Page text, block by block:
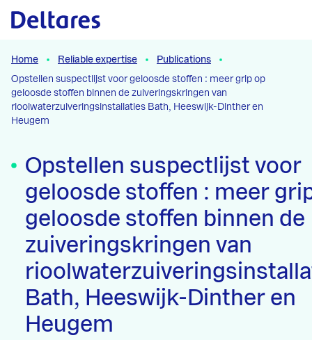
Naar hoofdcontent
Home Reliable expertise
Publications
Opstellen suspectlijst voor geloosde stoffen : meer grip op
geloosde stoffen binnen de zuiveringskringen van
rioolwaterzuiveringsinstallaties Bath, Heeswijk-Dinther en
Heugem
Opstellen suspectlijst voor
geloosde stoffen : meer
geloosde stoffen binnen de
zuiveringskringen van
Bath, Heeswijk-Dinther en
Heugem